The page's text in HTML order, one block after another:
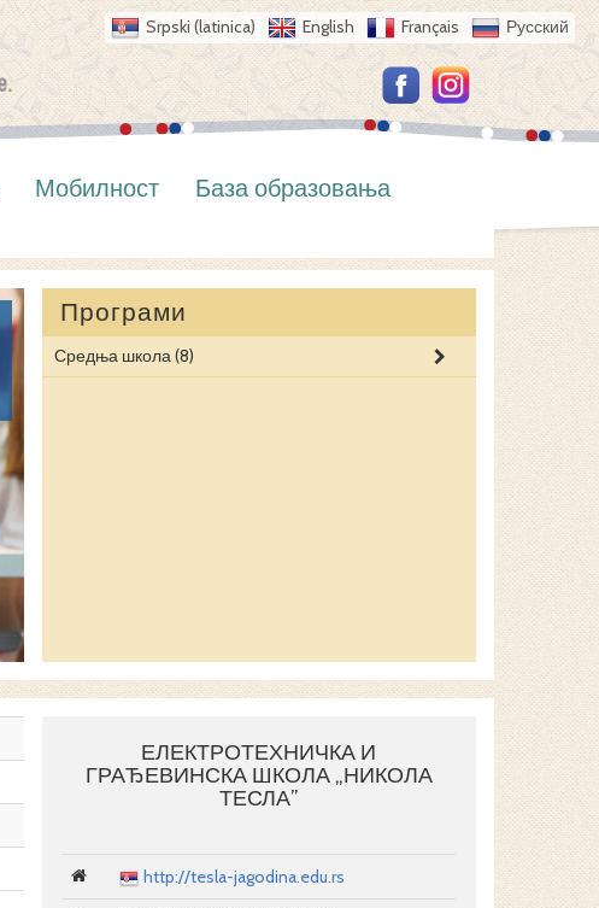
Srpski (latinica) English Français Русский
Мобилност
База образовања
Програми
Средња школа(8)
ТЕХНИЧАР
ЕЛЕКТРОТЕХНИЧКА И
ГРАЂЕВИНСКА ШКОЛА „НИКОЛА
ТЕСЛА”
http://tesla-jagodina.edu.rs